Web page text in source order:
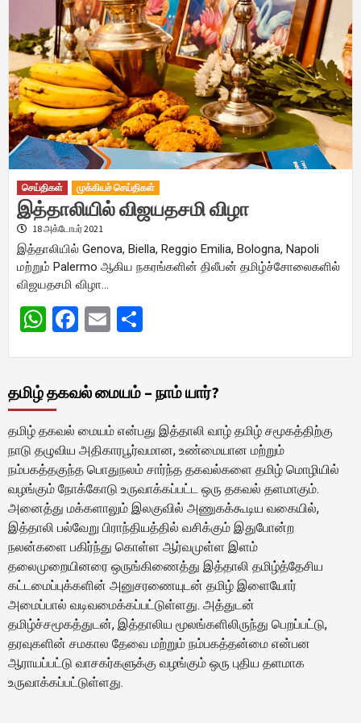
செய்திகள் முக்கியச் செய்திகள்
இத்தாலியில் விஜயதசமி விழா
18 அக்டோபர் 2021
இத்தாலியில் Genova, Biella, Reggio Emilia, Bologna, Napoli
மற்றும் Palermo ஆகிய நகரங்களின் திலீபன் தமிழ்ச்சோலைகளில்
விஜயதசமி விழா…
WhatsApp
Facebook
Email
தமிழ் தகவல் மையம் – நாம் யார்?
தமிழ் தகவல் மையம் என்பது இத்தாலி வாழ் தமிழ் சமூகத்திற்கு
நாடு தழுவிய அதிகாரபூர்வமான, உண்மையான மற்றும்
நம்பகத்தகுந்த பொதுநலம் சார்ந்த தகவல்களை தமிழ் மொழியில்
வழங்கும் நோக்கோடு உருவாக்கப்பட்ட ஒரு தகவல் தளமாகும்.
அனைத்து மக்களாலும் இலகுவில் அணுகக்கூடிய வகையில்,
இத்தாலி பல்வேறு பிராந்தியத்தில் வசிக்கும் இதுபோன்ற
நலன்களை பகிர்ந்து கொள்ள ஆர்வமுள்ள இளம்
தலைமுறையினரை ஒருங்கிணைத்து இத்தாலி தமிழ்த்தேசிய
கட்டமைப்புக்களின் அனுசரணையுடன் தமிழ் இளையோர்
அமைப்பால் வடிவமைக்கப்பட்டுள்ளது. அத்துடன்
தமிழ்ச்சமூகத்துடன், இத்தாலிய மூலங்களிலிருந்து பெறப்பட்டு,
தரவுகளின் சமகால தேவை மற்றும் நம்பகத்தன்மை என்பன
ஆராயப்பட்டு வாசகர்களுக்கு வழங்கும் ஒரு புதிய தளமாக
உருவாக்கப்பட்டுள்ளது.